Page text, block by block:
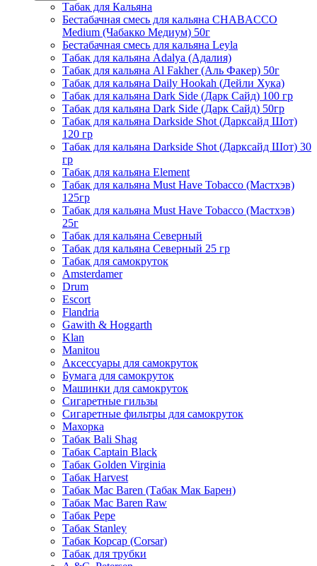
Табак для Кальяна
Бестабачная смесь для кальяна CHABACCO
Medium (Чабакко Медиум) 50г
Бестабачная смесь для кальяна Leyla
Табак для кальяна Adalya (Адалия)
Табак для кальяна Al Fakher (Аль Факер) 50г
Табак для кальяна Daily Hookah (Дейли Хука)
Табак для кальяна Dark Side (Дарк Сайд) 100 гр
Табак для кальяна Dark Side (Дарк Сайд) 50гр
Табак для кальяна Darkside Shot (Дарксайд Шот)
120 гр
Табак для кальяна Darkside Shot (Дарксайд Шот) 30
гр
Табак для кальяна Element
Табак для кальяна Must Have Tobacco (Мастхэв)
125гр
Табак для кальяна Must Have Tobacco (Мастхэв)
25г
Табак для кальяна Северный
Табак для кальяна Северный 25 гр
Табак для самокруток
Amsterdamer
Drum
Escort
Flandria
Gawith & Hoggarth
Klan
Manitou
Аксессуары для самокруток
Бумага для самокруток
Машинки для самокруток
Сигаретные гильзы
Сигаретные фильтры для самокруток
Махорка
Табак Bali Shag
Табак Captain Black
Табак Golden Virginia
Табак Harvest
Табак Mac Baren (Табак Мак Барен)
Табак Mac Baren Raw
Табак Pepe
Табак Stanley
Табак Корсар (Corsar)
Табак для трубки